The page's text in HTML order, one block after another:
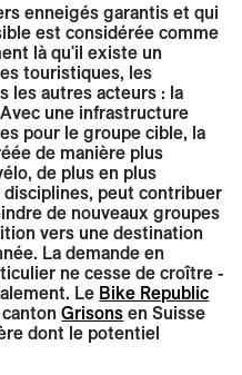
enneigés garantis et qui
est considérée comme
là qu'il existe un
touristiques, les
les autres acteurs : la
une infrastructure
pour le groupe cible, la
de manière plus
de plus en plus
peut contribuer
de nouveaux groupes
vers une destination
La demande en
ne cesse de croître -
Le Bike Republic
cantonGrisons en Suisse
dont le potentiel